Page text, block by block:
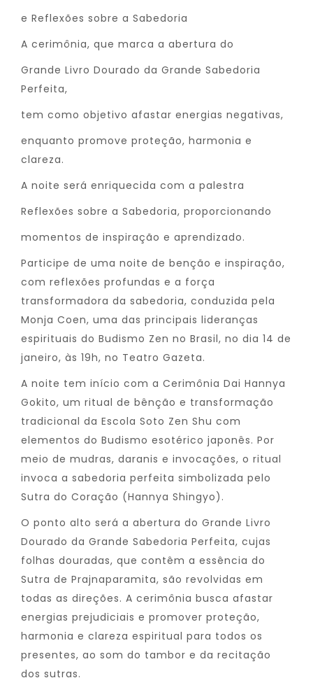
e Reflexões sobre a Sabedoria
A cerimônia, que marca a abertura do
Grande Livro Dourado da Grande Sabedoria
Perfeita,
tem como objetivo afastar energias negativas,
enquanto promove proteção, harmonia e
clareza.
A noite será enriquecida com a palestra
Reflexões sobre a Sabedoria, proporcionando
momentos de inspiração e aprendizado.
Participe de uma noite de benção e inspiração,
com reflexões profundas e a força
transformadora da sabedoria, conduzida pela
Monja Coen, uma das principais lideranças
espirituais do Budismo Zen no Brasil, no dia 14 de
janeiro, às 19h, no Teatro Gazeta.
A noite tem início com a Cerimônia Dai Hannya
Gokito, um ritual de bênção e transformação
tradicional da Escola Soto Zen Shu com
elementos do Budismo esotérico japonês. Por
meio de mudras, daranis e invocações, o ritual
invoca a sabedoria perfeita simbolizada pelo
Sutra do Coração (Hannya Shingyo).
O ponto alto será a abertura do Grande Livro
Dourado da Grande Sabedoria Perfeita, cujas
folhas douradas, que contêm a essência do
Sutra de Prajnaparamita, são revolvidas em
todas as direções. A cerimônia busca afastar
energias prejudiciais e promover proteção,
harmonia e clareza espiritual para todos os
presentes, ao som do tambor e da recitação
dos sutras.